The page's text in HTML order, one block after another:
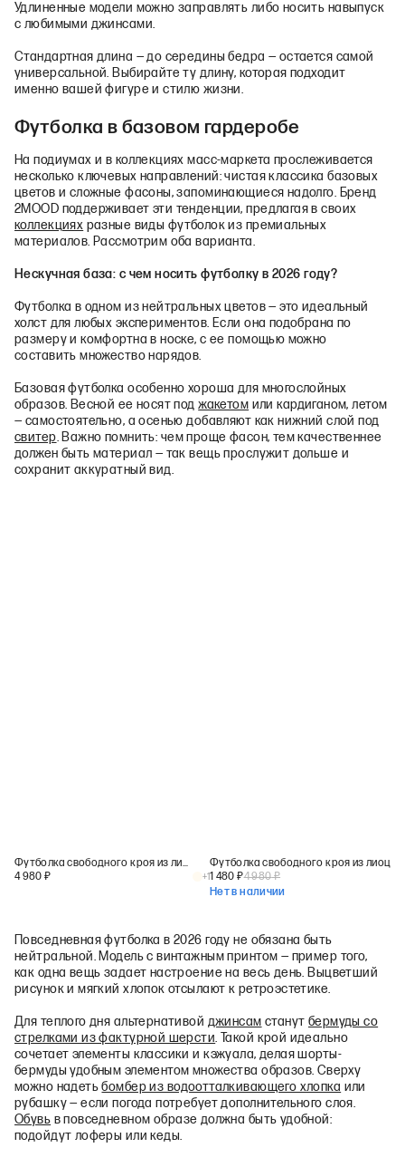
Удлиненные модели можно заправлять либо носить навыпуск
с любимыми джинсами.
Стандартная длина — до середины бедра — остается самой
универсальной. Выбирайте ту длину, которая подходит
именно вашей фигуре и стилю жизни.
Футболка в базовом гардеробе
На подиумах и в коллекциях масс-маркета прослеживается
несколько ключевых направлений: чистая классика базовых
цветов и сложные фасоны, запоминающиеся надолго. Бренд
2MOOD поддерживает эти тенденции, предлагая в своих
коллекциях разные виды футболок из премиальных
материалов. Рассмотрим оба варианта.
Нескучная база: с чем носить футболку в 2026 году?
Футболка в одном из нейтральных цветов — это идеальный
холст для любых экспериментов. Если она подобрана по
размеру и комфортна в носке, с ее помощью можно
составить множество нарядов.
Базовая футболка особенно хороша для многослойных
образов. Весной ее носят поджакетом или кардиганом, летом
— самостоятельно, а осенью добавляют как нижний слой под
свитер. Важно помнить: чем проще фасон, тем качественнее
должен быть материал — так вещь прослужит дольше и
сохранит аккуратный вид.
Футболка свободного кроя из лиоцелла
4 980 ₽ +11 480 ₽4 980₽
Нет в наличии
Повседневная футболка в 2026 году не обязана быть
нейтральной. Модель с винтажным принтом — пример того,
как одна вещь задает настроение на весь день. Выцветший
рисунок и мягкий хлопок отсылают к ретроэстетике.
Для теплого дня альтернативой джинсам станут бермуды со
стрелками из фактурной шерсти. Такой крой идеально
сочетает элементы классики и кэжуала, делая шорты-
бермуды удобным элементом множества образов. Сверху
можно надетьбомбер из водоотталкивающего хлопка или
рубашку — если погода потребует дополнительного слоя.
Обувь в повседневном образе должна быть удобной:
подойдут лоферы или кеды.